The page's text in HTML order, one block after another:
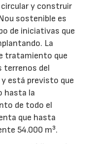
y construir
sostenible es
de iniciativas que
La
tratamiento que
terrenos del
está previsto que
hasta la
de todo el
que hasta
54.000 m³.